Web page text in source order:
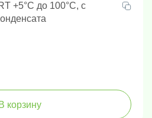
+5°C до 100°C, с
В корзину